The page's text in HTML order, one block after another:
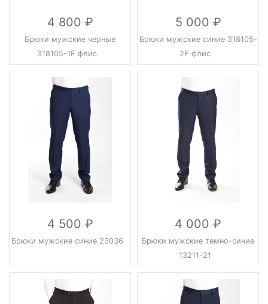
4 800
Брюки мужские черные
318105-1F флис
5 000
Брюки мужские синие 318105-
2F флис
4 500
Брюки мужские синие 23036
4 000
Брюки мужские темно-синие
13211-21